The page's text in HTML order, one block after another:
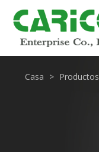
Casa Productos